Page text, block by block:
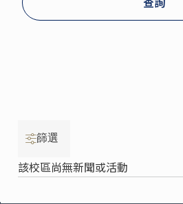
篩選
該校區尚無新聞或活動